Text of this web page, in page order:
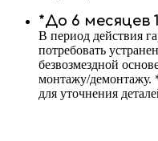
*До 6 месяцев
В период действия
потребовать
безвозмездной
монтажу/демонтажу.
для уточнения